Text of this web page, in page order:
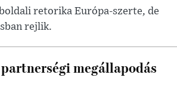
retorika Európa-szerte, de
rejlik.
megállapodás